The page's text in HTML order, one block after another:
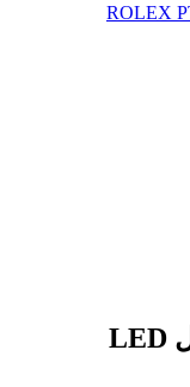
ساعت رومیزی ال ای دی مدل LED